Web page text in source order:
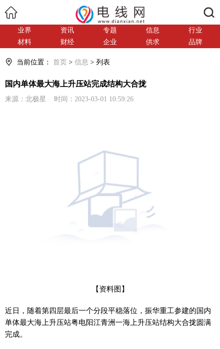
业界 资讯 专题 信息
行业
材料
财经 企业 供求 品牌
当前位置： 首页 > 信息 > 列表
国内单体最大海上升压站完成结构大合拢
来源：北极星 时间：2023-03-01 10:59:26
【资料图】
近日，随着第四层最后一个分段平稳落位，振华重工参建的国内
单体最大海上升压站粤电阳江青洲一海上升压站结构大合拢圆满
完成。